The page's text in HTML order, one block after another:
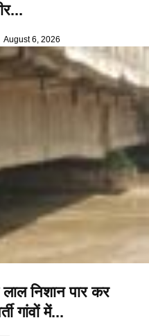
August 6, 2026
निशान पार कर
गांवों में...